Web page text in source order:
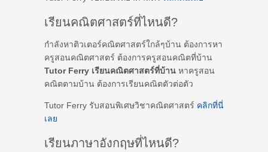
เรียนคณิตศาสตร์ที่ไหนดี?
กำลังหาติวเตอร์คณิตศาสตร์ใกล้ๆบ้าน ต้องการหา
ครูสอนคณิตศาสตร์ ต้องการครูสอนคณิตที่บ้าน
Tutor Ferry เรียนคณิตศาสตร์ที่บ้าน หาครูสอน
คณิตตามบ้าน ต้องการเรียนคณิตตัวต่อตัว
Tutor Ferry รับสอนพิเศษวิชาคณิตศาสตร์ คลิกที่นี่
เลย
เรียนภาษาอังกฤษที่ไหนดี?